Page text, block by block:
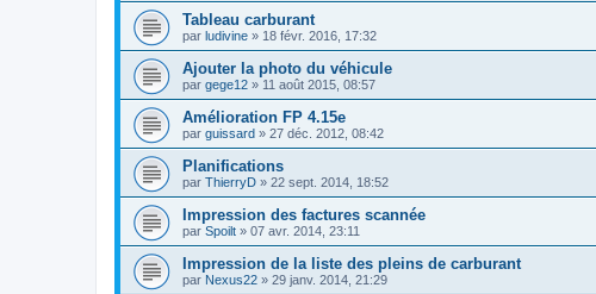
Tableau carburant
par ludivine » 18 févr. 2016, 17:32
Ajouter la photo du véhicule
par gege12 » 11 août 2015, 08:57
Amélioration FP 4.15e
par guissard » 27 déc. 2012, 08:42
Planifications
par ThierryD » 22 sept. 2014, 18:52
Impression des factures scannée
par Spoilt » 07 avr. 2014, 23:11
Impression de la liste des pleins de carburant
par Nexus22 » 29 janv. 2014, 21:29